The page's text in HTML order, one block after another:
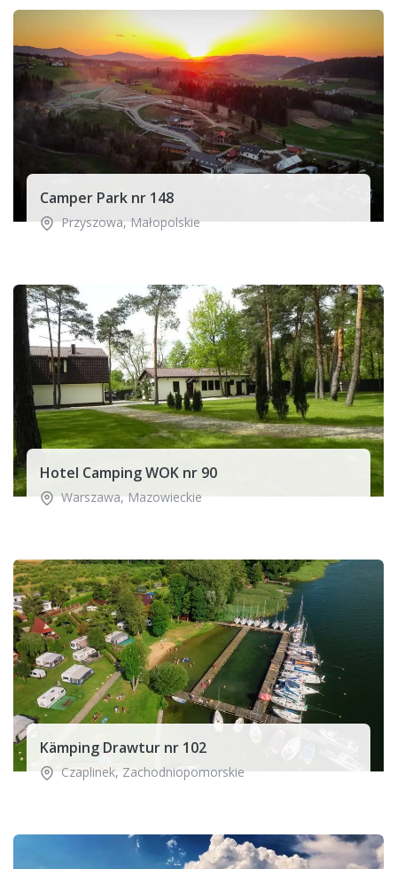
Camper Park nr 148
Przyszowa,Małopolskie
Hotel Camping WOK nr 90
Warszawa,Mazowieckie
Kämping Drawtur nr 102
Czaplinek, Zachodniopomorskie